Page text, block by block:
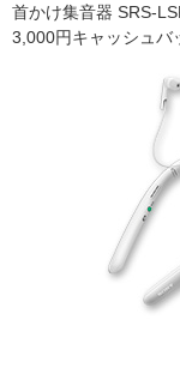
首かけ集音器 SRS-
3,000円キャッシュバ